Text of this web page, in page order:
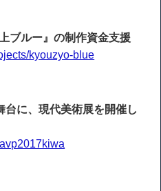
ブルー』の制作資金支援
kyouzyo-blue
台に、現代美術展を開催し